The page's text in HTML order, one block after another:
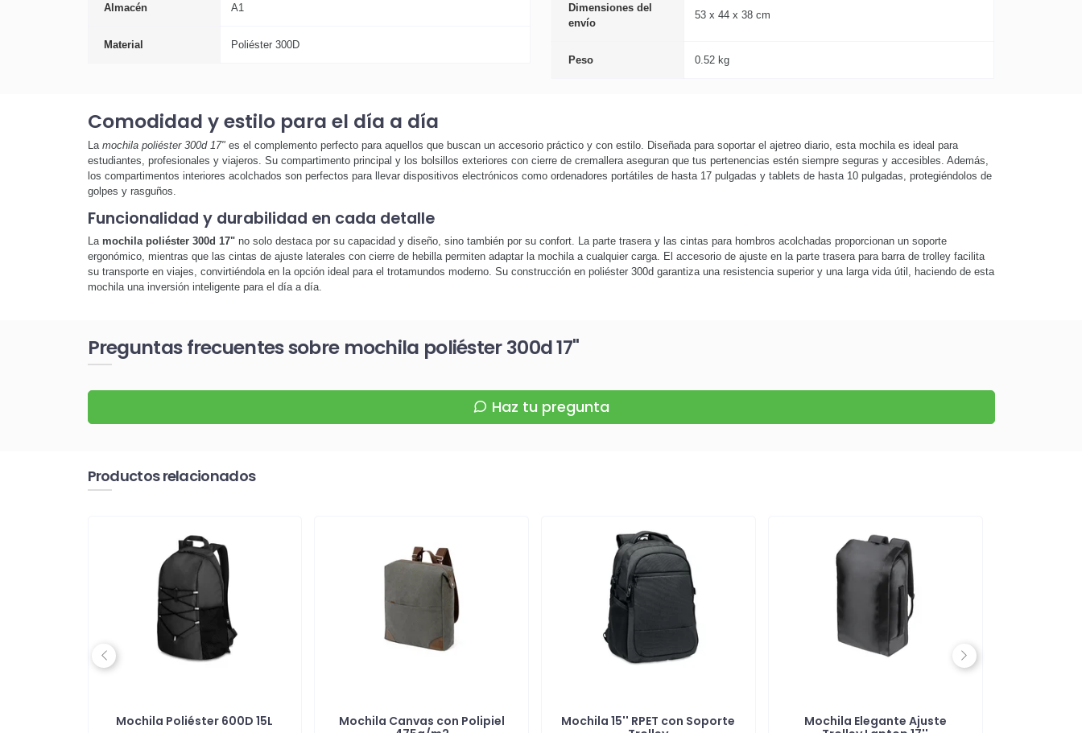
Almacén A1
Material Poliéster 300D
Dimensiones del
envío
53 x 44 x 38 cm
Peso 0.52 kg
Comodidad y estilo para el día a día
La mochila poliéster 300d 17"es el complemento perfecto para aquellos que buscan un accesorio práctico y con estilo. Diseñada para soportar el ajetreo diario, esta mochila es ideal para
estudiantes, profesionales y viajeros. Su compartimento principal y los bolsillos exteriores con cierre de cremallera aseguran que tus pertenencias estén siempre seguras y accesibles. Además,
los compartimentos interiores acolchados son perfectos para llevar dispositivos electrónicos como ordenadores portátiles de hasta 17 pulgadas y tablets de hasta 10 pulgadas, protegiéndolos de
golpes y rasguños.
Funcionalidad y durabilidad en cada detalle
La mochila poliéster 300d 17"no solo destaca por su capacidad y diseño, sino también por su confort. La parte trasera y las cintas para hombros acolchadas proporcionan un soporte
ergonómico, mientras que las cintas de ajuste laterales con cierre de hebilla permiten adaptar la mochila a cualquier carga. El accesorio de ajuste en la parte trasera para barra de trolley facilita
su transporte en viajes, convirtiéndola en la opción ideal para el trotamundos moderno. Su construcción en poliéster 300d garantiza una resistencia superior y una larga vida útil, haciendo de esta
mochila una inversión inteligente para el día a día.
Preguntas frecuentes sobre mochila poliéster 300d 17"
Haz tu pregunta
Productos relacionados
Mochila Poliéster 600D 15L
Mochila Canvas con Polipiel
Mochila 15'' RPET con Soporte
Mochila Elegante Ajuste
Previous Next